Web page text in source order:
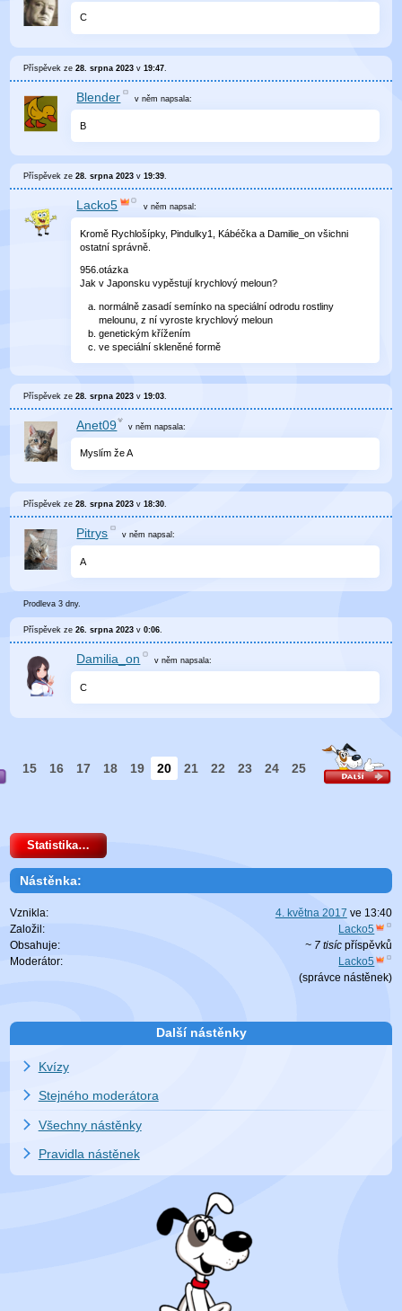
C
Příspěvek ze28. srpna 2023 v19:47.
Blender v němnapsala:
B
Příspěvek ze28. srpna 2023 v19:39.
Lacko5 v něm napsal:
Kromě Rychlošípky, Pindulky1, Kábéčka a Damilie_on všichni
ostatní správně.
956.otázka
Jak v Japonsku vypěstují krychlový meloun?
normálně zasadí semínko na speciální odrodu rostliny
melounu, z ní vyroste krychlový meloun
genetickým křížením
ve speciální skleněné formě
Příspěvek ze28. srpna 2023 v19:03
Anet09 v něm napsala:
Myslím že A
Příspěvek ze28. srpna 2023 v18:30.
Pitrys v němnapsal:
A
Prodleva 3 dny.
Příspěvek ze26. srpna 2023 v0:06.
Damilia_on v němnapsala:
C
15 16 17 18 19 20 21 22 23 24 25
Statistika…
Nástěnka:
Vznikla: 4. května 2017 ve 13:40
Založil:
Lacko5
Obsahuje:
~ 7 tisícpříspěvků
Moderátor:
Lacko5
(správce nástěnek)
Další nástěnky
Kvízy
Stejného moderátora
Všechny nástěnky
Pravidla nástěnek